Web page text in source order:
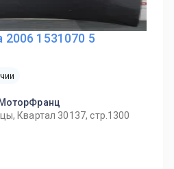
2006 1531070 5
Квартал 30137, стр.1300